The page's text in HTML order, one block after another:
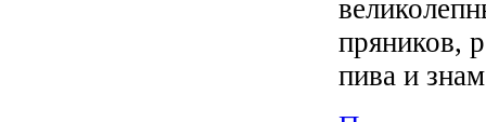
пряников,
пива и